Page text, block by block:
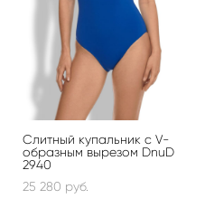
Слитный купальник с V-
образным вырезом DnuD
2940
25 280 pуб.